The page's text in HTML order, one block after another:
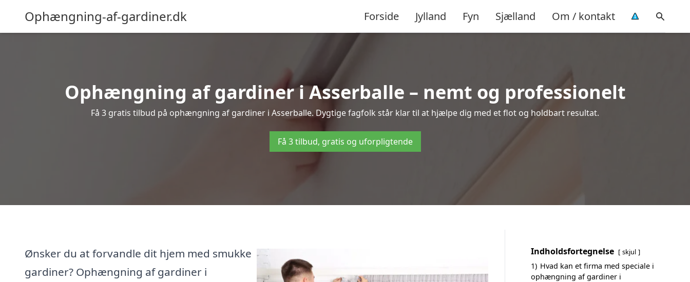
Ophængning-af-gardiner.dk Forside Jylland Fyn Sjælland Om / kontakt
Ophængning af gardiner i Asserballe – nemt og professionelt
Få 3 gratis tilbud på ophængning af gardiner i Asserballe. Dygtige fagfolk står klar til at hjælpe dig med et flot og holdbart resultat.
Få 3 tilbud, gratis og uforpligtende
Ønsker du at forvandle dit hjem med smukke
gardiner? Ophængning af gardiner i
Indholdsfortegnelse skjul
1) Hvad kan et firma med speciale i
ophængning af gardiner i